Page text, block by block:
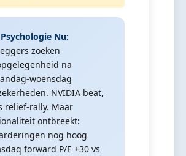
Nu:
zoeken
na
woensdag
NVIDIA beat,
relief-rally. Maar
ontbreekt:
nog hoog
forward P/E +30 vs